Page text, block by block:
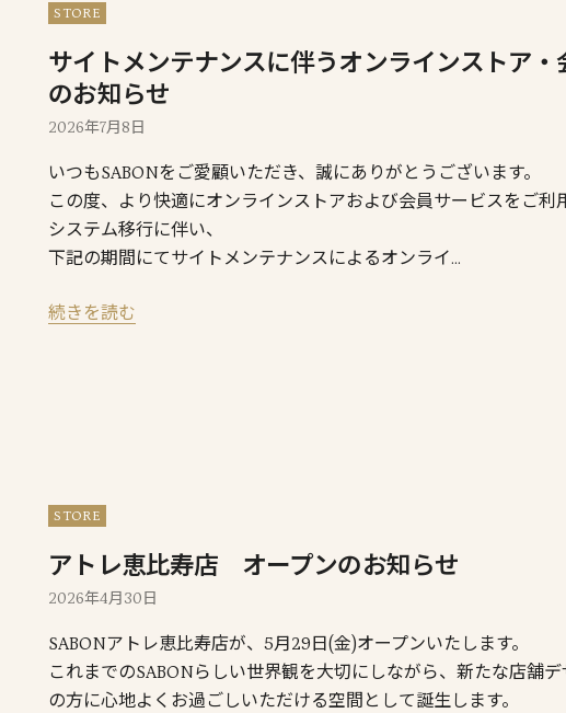
STORE
サイトメンテナンスに伴うオンラインストア・
のお知らせ
2026年7月8日
いつもSABONをご愛顧いただき、誠にありがとうございます。
この度、より快適にオンラインストアおよび会員サービスをご利
システム移行に伴い、
下記の期間にてサイトメンテナンスによるオンライ…
続きを読む
STORE
アトレ恵比寿店 オープンのお知らせ
2026年4月30日
SABONアトレ恵比寿店が、5月29日(金)オープンいたします。
これまでのSABONらしい世界観を大切にしながら、新たな店舗デ
の方に心地よくお過ごしいただける空間として誕生します。